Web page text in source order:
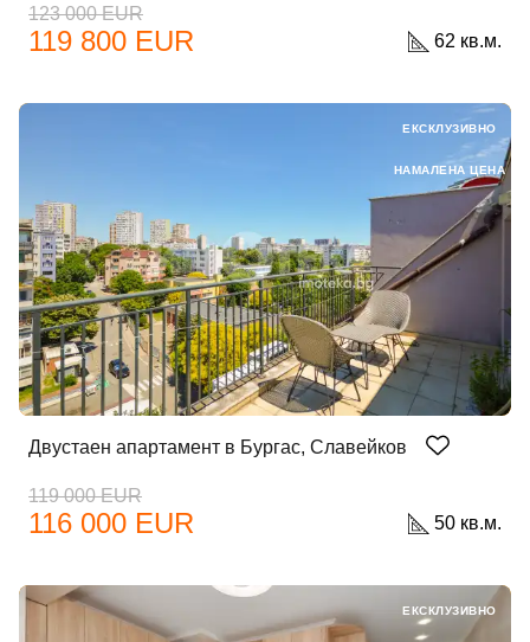
Добре дошъл!
Вход Регистрация
Парола
123 000 EUR
119 800 EUR 62 кв.м.
Двустаен апартамент в Бургас, Славейков
119 000 EUR
116 000 EUR 50 кв.м.
ЕКСКЛУЗИВНО
НАМАЛЕНА ЦЕНА
ЕКСКЛУЗИВНО